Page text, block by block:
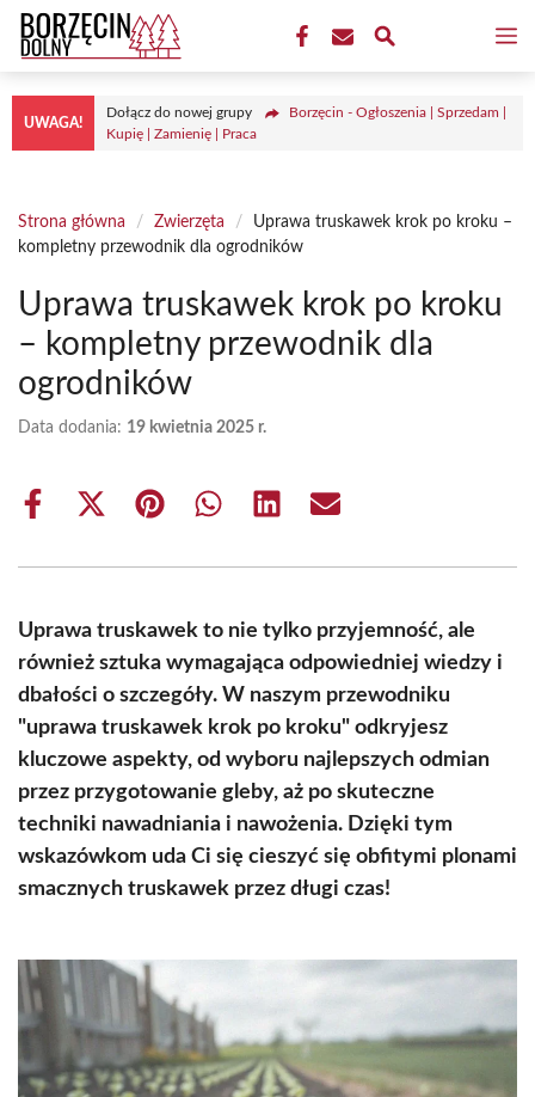
Przejdź
treści
UWAGA!
Dołącz do nowej grupy
Borzęcin - Ogłoszenia | Sprzedam |
Kupię | Zamienię | Praca
Strona główna / Zwierzęta /
Uprawa truskawek krok po kroku –
kompletny przewodnik dla ogrodników
Uprawa truskawek krok po kroku
– kompletny przewodnik dla
ogrodników
Data dodania: 19 kwietnia 2025 r.
Share
Share
(Twitter)
Share Share Share Share
Uprawa truskawek to nie tylko przyjemność, ale
również sztuka wymagająca odpowiedniej wiedzy i
dbałości o szczegóły. W naszym przewodniku
"uprawa truskawek krok po kroku" odkryjesz
kluczowe aspekty, od wyboru najlepszych odmian
przez przygotowanie gleby, aż po skuteczne
techniki nawadniania i nawożenia. Dzięki tym
wskazówkom uda Ci się cieszyć się obfitymi plonami
smacznych truskawek przez długi czas!